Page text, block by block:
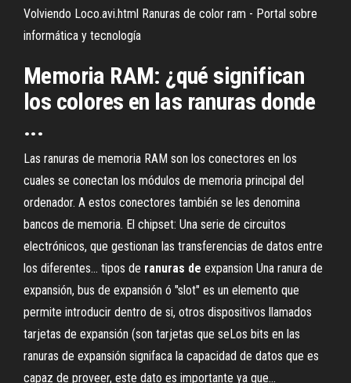
Volviendo Loco.avi.html Ranuras de color ram - Portal sobre
informática y tecnología
Memoria RAM: ¿qué significan
los colores en las ranuras donde
...
Las ranuras de memoria RAM son los conectores en los
cuales se conectan los módulos de memoria principal del
ordenador. A estos conectores también se les denomina
bancos de memoria. El chipset: Una serie de circuitos
electrónicos, que gestionan las transferencias de datos entre
los diferentes... tipos de ranuras de expansion Una ranura de
expansión, bus de expansión ó "slot" es un elemento que
permite introducir dentro de si, otros dispositivos llamados
tarjetas de expansión (son tarjetas que seLos bits en las
ranuras de expansión signifaca la capacidad de datos que es
capaz de proveer, este dato es importante ya que...